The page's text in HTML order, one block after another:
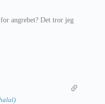
angrebet? Det tror jeg